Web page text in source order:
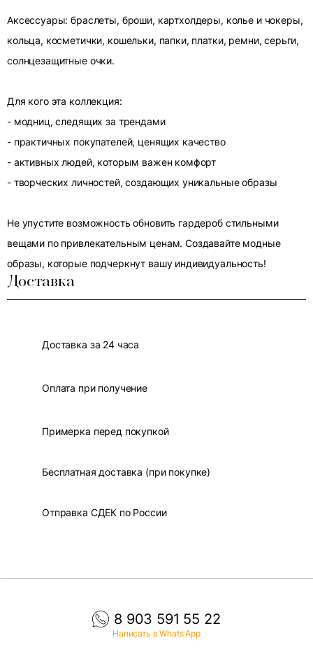
Аксессуары: браслеты, броши, картхолдеры, колье и чокеры,
кольца, косметички, кошельки, папки, платки, ремни, серьги,
солнцезащитные очки.
Для кого эта коллекция:
- модниц, следящих за трендами
- практичных покупателей, ценящих качество
- активных людей, которым важен комфорт
- творческих личностей, создающих уникальные образы
Не упустите возможность обновить гардероб стильными
вещами по привлекательным ценам. Создавайте модные
образы, которые подчеркнут вашу индивидуальность!
Доставка
Доставка за 24 часа
Оплата при получение
Примерка перед покупкой
Бесплатная доставка (при покупке)
Отправка СДЕК по России
8 903 591 55 22
Написать в Whats App